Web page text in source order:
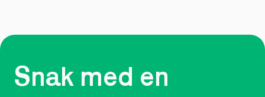
Snak med en